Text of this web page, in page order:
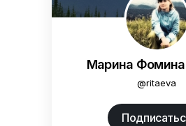
Марина Фомина
@ritaeva